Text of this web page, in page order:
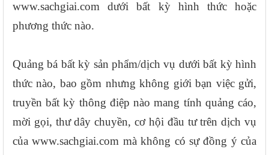
www.sachgiai.com dưới bất kỳ hình thức hoặc
phương thức nào.
Quảng bá bất kỳ sản phẩm/dịch vụ dưới bất kỳ hình
thức nào, bao gồm nhưng không giới bạn việc gửi,
truyền bất kỳ thông điệp nào mang tính quảng cáo,
mời gọi, thư dây chuyền, cơ hội đầu tư trên dịch vụ
của www.sachgiai.com mà không có sự đồng ý của